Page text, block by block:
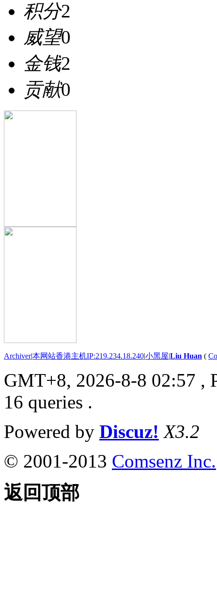
积分2
威望0
金钱2
贡献0
Archiver|本网站香港主机IP:219.234.18.240|小黑屋|Liu Huan (
GMT+8, 2026-8-8 02:57 ,
16 queries .
Powered by Discuz! X3.2
© 2001-2013 Comsenz Inc.
返回顶部